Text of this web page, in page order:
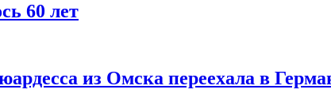
60 лет
из Омска переехала в